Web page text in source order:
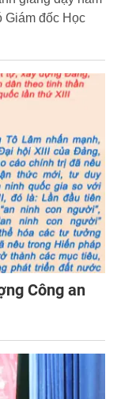
Giám đốc Học
Công an